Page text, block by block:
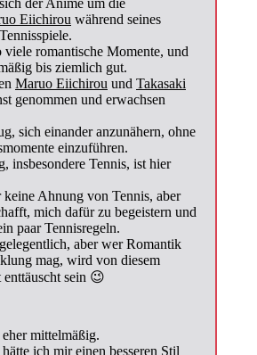
der Anime um die
Eiichirou während seines
romantische Momente, und
bis ziemlich gut.
Maruo Eiichirou und Takasaki
genommen und erwachsen
sich einander anzunähern, ohne
einzuführen.
insbesondere Tennis, ist hier
keine Ahnung von Tennis, aber
mich dafür zu begeistern und
paar Tennisregeln.
aber wer Romantik
mag, wird von diesem
sein 😉
mittelmäßig.
ich mir einen besseren Stil